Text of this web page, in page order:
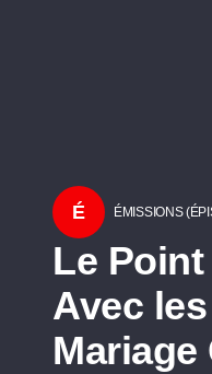
É ÉMISSIONS
Le
Avec
Mariage